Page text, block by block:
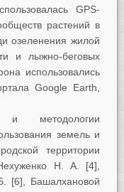
GPS-
растений в
озеленения жилой
и лыжно-беговых
использовались
Google Earth,
и методологии
земель и
территории
Н. А. [4],
[6], Башалхановой